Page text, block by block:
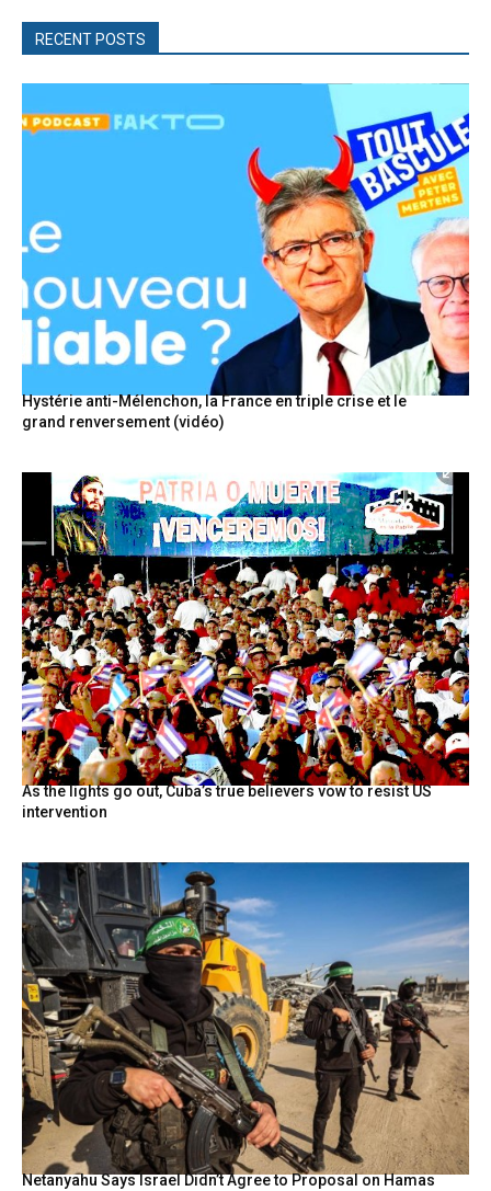
RECENT POSTS
Hystérie anti-Mélenchon, la France en triple crise et le
grand renversement (vidéo)
As the lights go out, Cuba’s true believers vow to resist US
intervention
Netanyahu Says Israel Didn’t Agree to Proposal on Hamas